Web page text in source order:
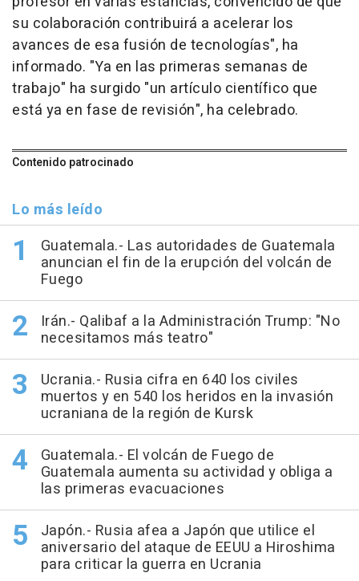
su colaboración contribuirá a acelerar los
avances de esa fusión de tecnologías", ha
informado. "Ya en las primeras semanas de
trabajo" ha surgido "un artículo científico que
está ya en fase de revisión", ha celebrado.
Contenido patrocinado
Lo más leído
Guatemala.- Las autoridades de Guatemala
anuncian el fin de la erupción del volcán de
Fuego
Irán.- Qalibaf a la Administración Trump: "No
necesitamos más teatro"
Ucrania.- Rusia cifra en 640 los civiles
muertos y en 540 los heridos en la invasión
ucraniana de la región de Kursk
Guatemala.- El volcán de Fuego de
Guatemala aumenta su actividad y obliga a
las primeras evacuaciones
Japón.- Rusia afea a Japón que utilice el
aniversario del ataque de EEUU a Hiroshima
para criticar la guerra en Ucrania